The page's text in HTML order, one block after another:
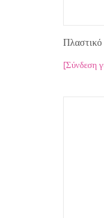
[Σύνδεση